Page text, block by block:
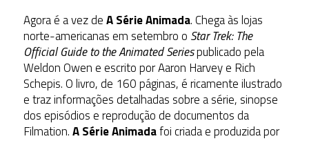
Agora é a vez deA Série Animada. Chega às lojas
norte-americanas em setembro o Star Trek: The
Official Guide to the Animated Seriespublicado pela
Weldon Owen e escrito por Aaron Harvey e Rich
Schepis. O livro, de 160 páginas, é ricamente ilustrado
e traz informações detalhadas sobre a série, sinopse
dos episódios e reprodução de documentos da
Filmation.A Série Animadafoi criada e produzida por